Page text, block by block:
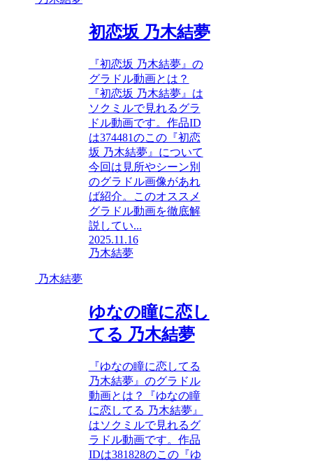
初恋坂 乃木結夢
『初恋坂 乃木結夢』の
グラドル動画とは？
『初恋坂 乃木結夢』は
ソクミルで見れるグラ
ドル動画です。作品ID
は374481のこの『初恋
坂 乃木結夢』について
今回は見所やシーン別
のグラドル画像があれ
ば紹介。このオススメ
グラドル動画を徹底解
説してい...
2025.11.16
乃木結夢
乃木結夢
ゆなの瞳に恋し
てる 乃木結夢
『ゆなの瞳に恋してる
乃木結夢』のグラドル
動画とは？『ゆなの瞳
に恋してる 乃木結夢』
はソクミルで見れるグ
ラドル動画です。作品
IDは381828のこの『ゆ